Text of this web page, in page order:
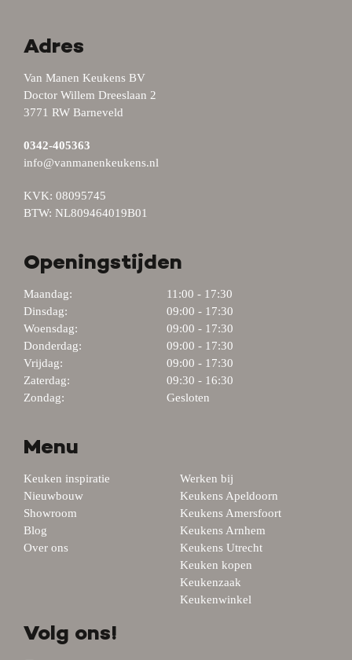
Adres
Van Manen Keukens BV
Doctor Willem Dreeslaan 2
3771 RW Barneveld
0342-405363
info@vanmanenkeukens.nl
KVK: 08095745
BTW: NL809464019B01
Openingstijden
Maandag:
11:00 - 17:30
Dinsdag:
09:00 - 17:30
Woensdag:
09:00 - 17:30
Donderdag:
09:00 - 17:30
Vrijdag:
09:00 - 17:30
Zaterdag:
09:30 - 16:30
Zondag:
Gesloten
Menu
Keuken inspiratie
Nieuwbouw
Showroom
Blog
Over ons
Werken bij
Keukens Apeldoorn
Keukens Amersfoort
Keukens Arnhem
Keukens Utrecht
Keuken kopen
Keukenzaak
Keukenwinkel
Volg ons!